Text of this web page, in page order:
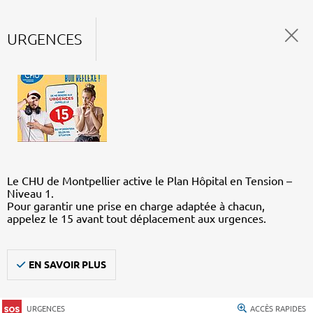
URGENCES
Le CHU de Montpellier active le Plan Hôpital en Tension –
Niveau 1.
Pour garantir une prise en charge adaptée à chacun,
appelez le 15 avant tout déplacement aux urgences.
EN SAVOIR PLUS
URGENCES ACCÈS RAPIDES